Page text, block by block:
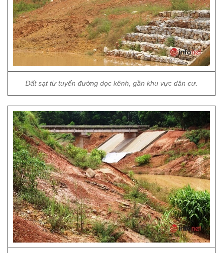
Đất sạt từ tuyến đường dọc kênh, gần khu vực dân cư.